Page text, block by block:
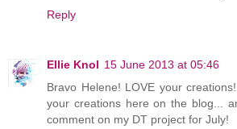
Reply
Ellie Knol 15 June 2013 at 05:46
Bravo Helene! LOVE your
your creations here on the blog...
comment on my DT project for July!